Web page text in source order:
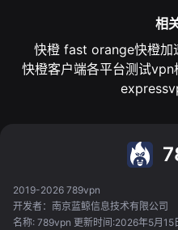
相
快橙 fast orange快橙加
快橙客户端各平台测试vpn
2019-2026 789vpn
开发者：南京蓝鲸信息技术有限公司
名称: 789vpn 更新时间:2026年5月15